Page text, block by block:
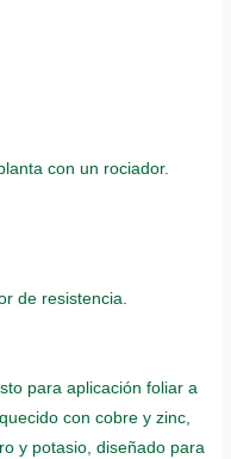
con un rociador.
de resistencia.
para aplicación foliar a
con cobre y zinc,
y potasio, diseñado para